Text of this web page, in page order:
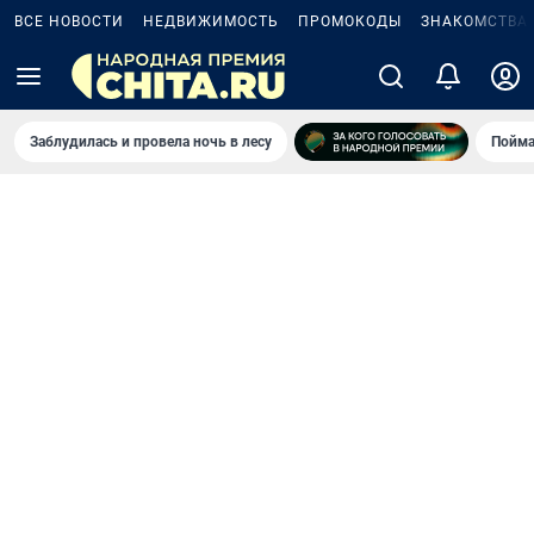
ВСЕ НОВОСТИ НЕДВИЖИМОСТЬ ПРОМОКОДЫ ЗНАКОМСТВА
Заблудилась и провела ночь в лесу